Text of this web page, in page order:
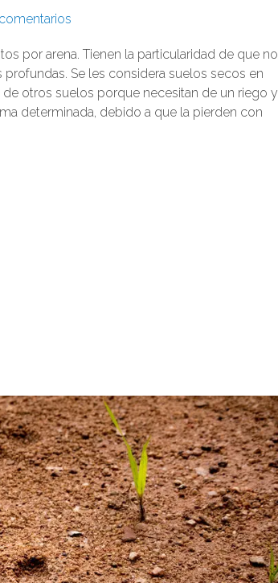
por arena. Tienen la particularidad de que no
profundas. Se les considera suelos secos en
otros suelos porque necesitan de un riego y
determinada, debido a que la pierden con